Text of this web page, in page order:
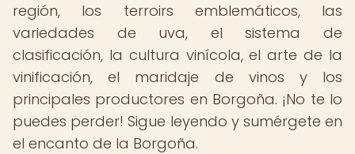
región, los terroirs emblemáticos, las
variedades de uva, el sistema de
clasificación, la cultura vinícola, el arte de la
vinificación, el maridaje de vinos y los
principales productores en Borgoña. ¡No te lo
puedes perder! Sigue leyendo y sumérgete en
el encanto de la Borgoña.